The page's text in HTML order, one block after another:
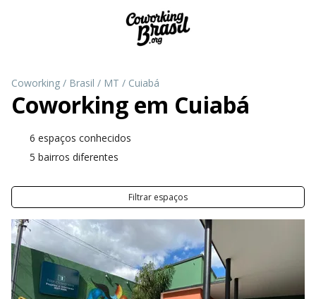
Coworking / Brasil / MT / Cuiabá
Coworking em Cuiabá
6 espaços conhecidos
5 bairros diferentes
Filtrar espaços